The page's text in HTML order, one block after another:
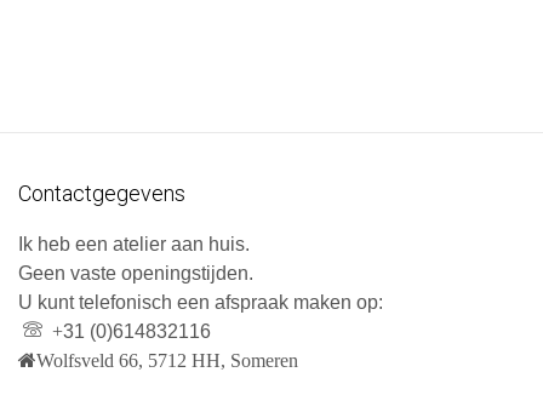
Contactgegevens
Ik heb een atelier aan huis.
Geen vaste openingstijden.
U kunt telefonisch een afspraak maken op:
+31 (0)614832116
Wolfsveld 66, 5712 HH, Someren